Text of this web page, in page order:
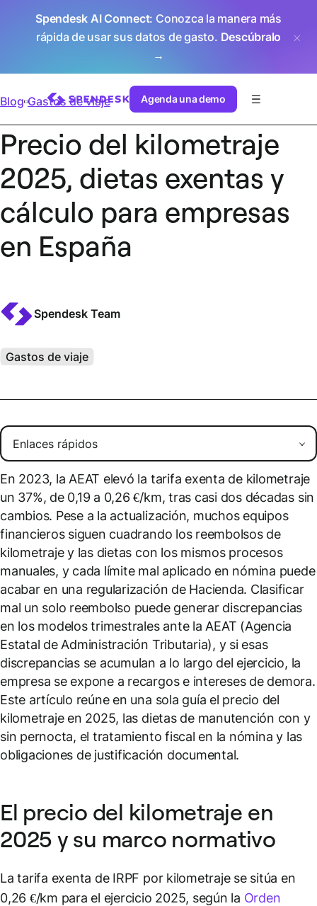
Spendesk AI Connect: Conozca la manera más
rápida de usar sus datos de gasto. Descúbralo
→
Agenda una demo
Blog Gastos de viaje
Precio del kilometraje
2025, dietas exentas y
cálculo para empresas
en España
Spendesk Team
Gastos de viaje
En 2023, la AEAT elevó la tarifa exenta de kilometraje
un 37%, de 0,19 a 0,26 €/km, tras casi dos décadas sin
cambios. Pese a la actualización, muchos equipos
financieros siguen cuadrando los reembolsos de
kilometraje y las dietas con los mismos procesos
manuales, y cada límite mal aplicado en nómina puede
acabar en una regularización de Hacienda. Clasificar
mal un solo reembolso puede generar discrepancias
en los modelos trimestrales ante la AEAT (Agencia
Estatal de Administración Tributaria), y si esas
discrepancias se acumulan a lo largo del ejercicio, la
empresa se expone a recargos e intereses de demora.
Este artículo reúne en una sola guía el precio del
kilometraje en 2025, las dietas de manutención con y
sin pernocta, el tratamiento fiscal en la nómina y las
obligaciones de justificación documental.
El precio del kilometraje en
2025 y su marco normativo
La tarifa exenta de IRPF por kilometraje se sitúa en
0,26 €/km para el ejercicio 2025, según la Orden